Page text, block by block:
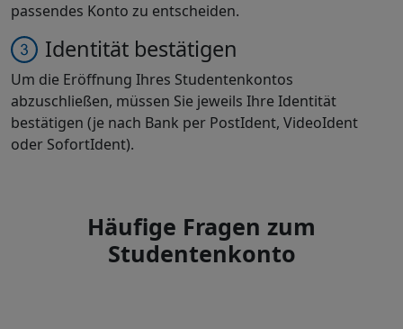
passendes Konto zu entscheiden.
Identität bestätigen
Um die Eröffnung Ihres Studentenkontos
abzuschließen, müssen Sie jeweils Ihre Identität
bestätigen (je nach Bank per PostIdent, VideoIdent
oder SofortIdent).
Häufige Fragen zum
Studentenkonto